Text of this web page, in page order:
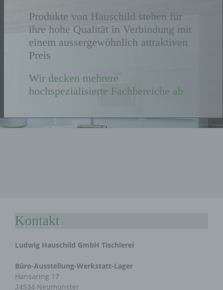
Produkte von Hauschild stehen für
ihre hohe Qualität in Verbindung mit
einem aussergewöhnlich attraktiven
Preis
Wir decken mehrere
hochspezialisierte Fachbereiche ab
Kontakt
Ludwig Hauschild GmbH Tischlerei
Büro-Ausstellung-Werkstatt-Lager
Hansaring 17
24534 Neumünster